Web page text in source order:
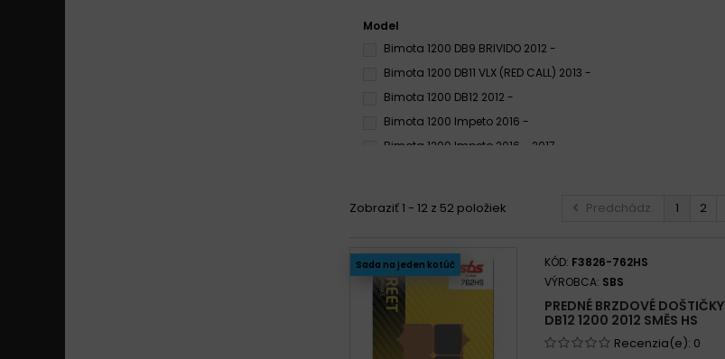
Model
Bimota 1200 DB9 BRIVIDO 2012 -
Bimota 1200 DB11 VLX (RED CALL) 2013 -
Bimota 1200 DB12 2012 -
Bimota 1200 Impeto 2016 -
Bimota 1200 Impeto 2016 - 2017
Bimota DB9 1200 Brivido, C, S 2012 - 2017
Bimota DB11 1200 2013 - 2014
Bimota DB11 1200 VLX 2013
Bimota DB12 1200 2012
Bimota DB12 1200 T 2012 - 2013
Predchádz. 1 2
Zobraziť 1 - 12 z 52 položiek
Sada na jeden kotúč KÓD: F3826-762HS
VÝROBCA: SBS
PREDNÉ BRZDOVÉ
DB12 1200 2012 SMĚS HS
Recenzia(e): 0